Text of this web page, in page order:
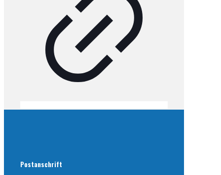
Postanschrift